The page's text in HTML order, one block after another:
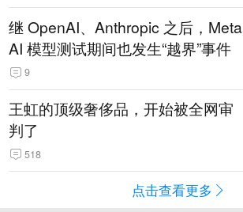
继 OpenAI、Anthropic 之后，Meta
AI 模型测试期间也发生“越界”事件
9
王虹的顶级奢侈品，开始被全网审
判了
518
点击查看更多